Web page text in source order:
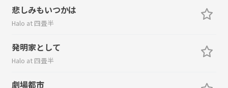
悲しみもいつかは
Halo at 四畳半
発明家として
Halo at 四畳半
劇場都市